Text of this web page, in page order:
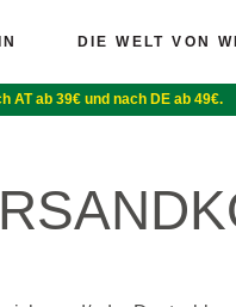
DIE WELT VON
AT ab 39€ und nach DE ab 49€.